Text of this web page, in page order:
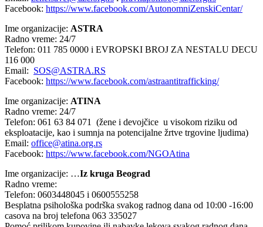
Facebook: https://www.facebook.com/AutonomniZenskiCentar/
Ime organizacije: ASTRA
Radno vreme: 24/7
Telefon: 011 785 0000 i EVROPSKI BROJ ZA NESTALU DECU
116 000
Email: SOS@ASTRA.RS
Facebook: https://www.facebook.com/astraantitrafficking/
Ime organizacije: ATINA
Radno vreme: 24/7
Telefon: 061 63 84 071 (žene i devojčice u visokom riziku od
eksploatacije, kao i sumnja na potencijalne žrtve trgovine ljudima)
Email: office@atina.org.rs
Facebook: https://www.facebook.com/NGOAtina
Ime organizacije: …Iz kruga Beograd
Radno vreme:
Telefon: 0603448045 i 0600555258
Besplatna psihološka podrška svakog radnog dana od 10:00 -16:00
casova na broj telefona 063 335027